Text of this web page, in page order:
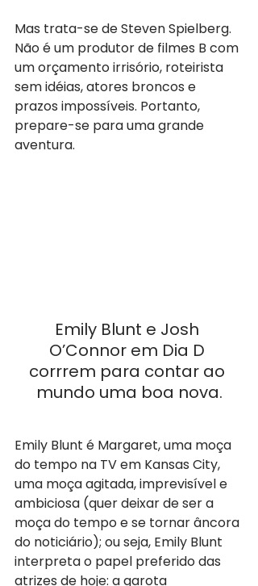
Mas trata-se de Steven Spielberg.
Não é um produtor de filmes B com
um orçamento irrisório, roteirista
sem idéias, atores broncos e
prazos impossíveis. Portanto,
prepare-se para uma grande
aventura.
Emily Blunt e Josh
O’Connor em Dia D
corrrem para contar ao
mundo uma boa nova.
Emily Blunt é Margaret, uma moça
do tempo na TV em Kansas City,
uma moça agitada, imprevisível e
ambiciosa (quer deixar de ser a
moça do tempo e se tornar âncora
do noticiário); ou seja, Emily Blunt
interpreta o papel preferido das
atrizes de hoje: a garota